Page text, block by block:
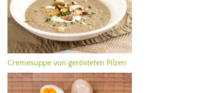
Cremesuppe von gerösteten Pilzen